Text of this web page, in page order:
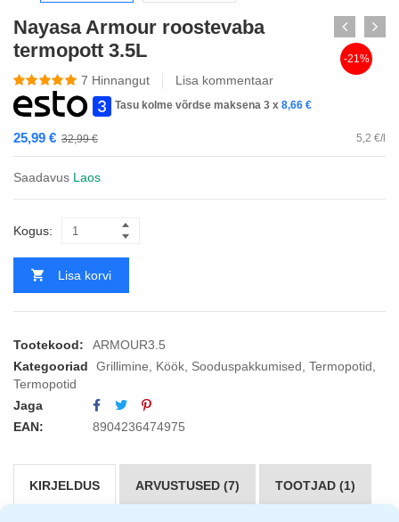
Nayasa Armour roostevaba
termopott 3.5L
7 Hinnangut Lisa kommentaar
Tasu kolme võrdse maksena 3 x 8,66 €
32,99€
25,99 € 5,2 €/l
-21%
Saadavus Laos
Kogus:
Lisa korvi
Tootekood:
ARMOUR3.5
Kategooriad
Grillimine Köök Sooduspakkumised Termopotid
Termopotid
Jaga
EAN:
8904236474975
KIRJELDUS ARVUSTUSED (7) TOOTJAD (1)